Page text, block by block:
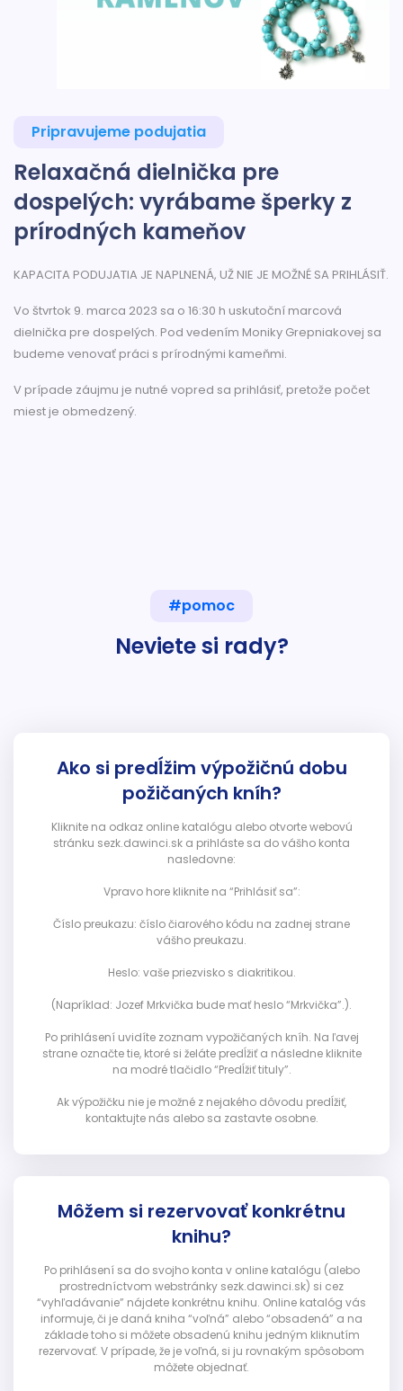
Pripravujeme podujatia
Relaxačná dielnička pre
dospelých: vyrábame šperky z
prírodných kameňov
KAPACITA PODUJATIA JE NAPLNENÁ, UŽ NIE JE MOŽNÉ SA PRIHLÁSIŤ.
Vo štvrtok 9. marca 2023 sa o 16:30 h uskutoční marcová
dielnička pre dospelých. Pod vedením Moniky Grepniakovej sa
budeme venovať práci s prírodnými kameňmi.
V prípade záujmu je nutné vopred sa prihlásiť, pretože počet
miest je obmedzený.
#pomoc
Neviete si rady?
Ako si predĺžim výpožičnú dobu
požičaných kníh?
Kliknite na odkaz online katalógu alebo otvorte webovú
stránku sezk.dawinci.sk a prihláste sa do vášho konta
nasledovne:
Vpravo hore kliknite na “Prihlásiť sa”:
Číslo preukazu: číslo čiarového kódu na zadnej strane
vášho preukazu.
Heslo: vaše priezvisko s diakritikou.
(Napríklad: Jozef Mrkvička bude mať heslo “Mrkvička”.).
Po prihlásení uvidíte zoznam vypožičaných kníh. Na ľavej
strane označte tie, ktoré si želáte predĺžiť a následne kliknite
na modré tlačidlo “Predĺžiť tituly”.
Ak výpožičku nie je možné z nejakého dôvodu predĺžiť,
kontaktujte nás alebo sa zastavte osobne.
Môžem si rezervovať konkrétnu
knihu?
Po prihlásení sa do svojho konta v online katalógu (alebo
prostredníctvom webstránky sezk.dawinci.sk) si cez
“vyhľadávanie” nájdete konkrétnu knihu. Online katalóg vás
informuje, či je daná kniha “voľná” alebo “obsadená” a na
základe toho si môžete obsadenú knihu jedným kliknutím
rezervovať. V prípade, že je voľná, si ju rovnakým spôsobom
môžete objednať.